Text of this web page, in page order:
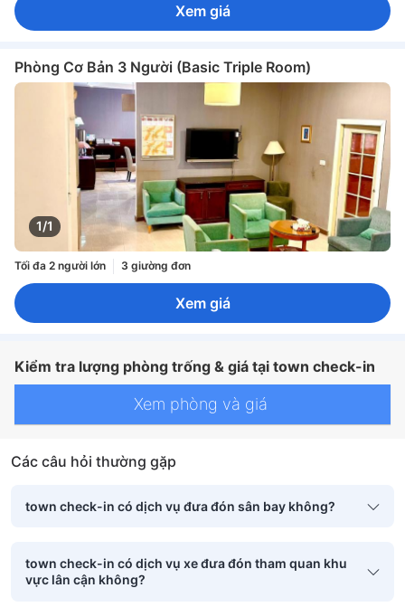
Xem giá
Phòng Cơ Bản 3 Người (Basic Triple Room)
1/1
Tối đa 2 người lớn 3 giường đơn
Xem giá
Kiểm tra lượng phòng trống & giá tại town check-in
Xem phòng và giá
Các câu hỏi thường gặp
town check-in có dịch vụ đưa đón sân bay không?
town check-in có dịch vụ xe đưa đón tham quan khu
vực lân cận không?